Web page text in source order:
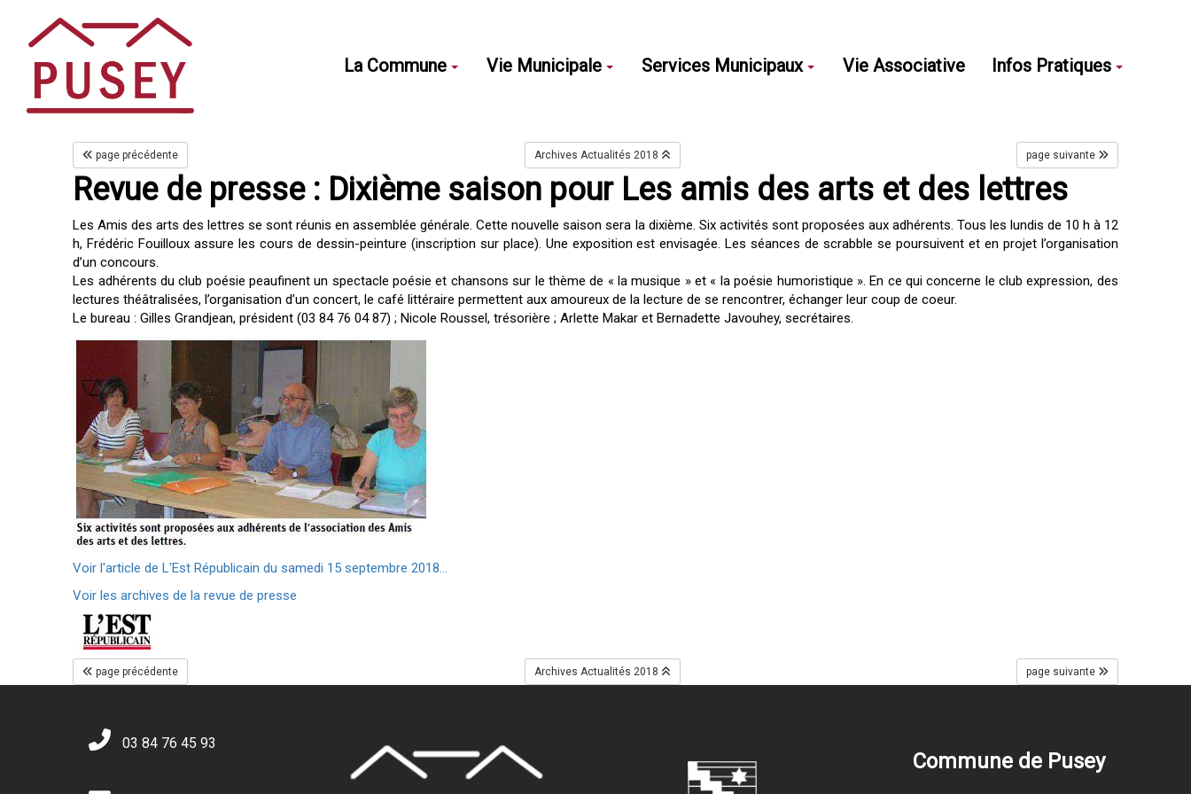
La Commune Vie Municipale Services Municipaux Vie Associative Infos Pratiques
page précédente Archives Actualités 2018 page suivante
Revue de presse : Dixième saison pour Les amis des arts et des lettres
Les Amis des arts des lettres se sont réunis en assemblée générale. Cette nouvelle saison sera la dixième. Six activités sont proposées aux adhérents. Tous les lundis de 10 h à 12
h, Frédéric Fouilloux assure les cours de dessin-peinture (inscription sur place). Une exposition est envisagée. Les séances de scrabble se poursuivent et en projet l’organisation
d’un concours.
Les adhérents du club poésie peaufinent un spectacle poésie et chansons sur le thème de « la musique » et « la poésie humoristique ». En ce qui concerne le club expression, des
lectures théâtralisées, l’organisation d’un concert, le café littéraire permettent aux amoureux de la lecture de se rencontrer, échanger leur coup de coeur.
Le bureau : Gilles Grandjean, président (03 84 76 04 87) ; Nicole Roussel, trésorière ; Arlette Makar et Bernadette Javouhey, secrétaires.
Voir l'article de L'Est Républicain du samedi 15 septembre 2018...
Voir les archives de la revue de presse
page précédente Archives Actualités 2018 page suivante
03 84 76 45 93
Commune de Pusey